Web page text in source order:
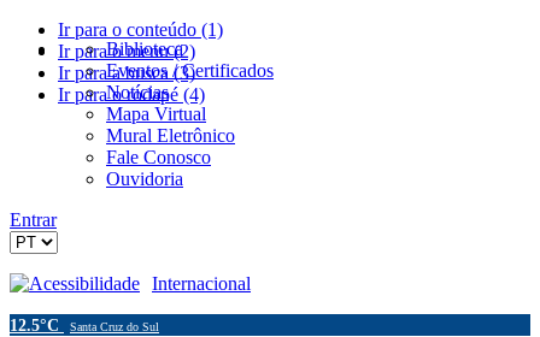
Ir para o conteúdo (1)
Ir para o menu (2)
Ir para a busca (3)
Ir para o rodapé (4)
Biblioteca
Eventos / Certificados
Notícias
Mapa Virtual
Mural Eletrônico
Fale Conosco
Ouvidoria
Entrar
Acessibilidade Internacional
12.5°C Santa Cruz do Sul